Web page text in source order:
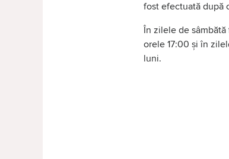
fost efectuată după
În zilele de
orele 17:00 și în
luni.